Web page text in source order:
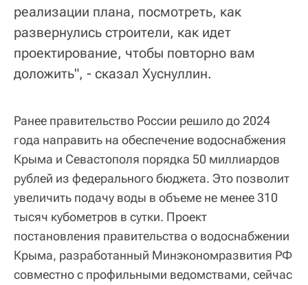
реализации плана, посмотреть, как
развернулись строители, как идет
проектирование, чтобы повторно вам
доложить", - сказал Хуснуллин.
Ранее правительство России решило до 2024
года направить на обеспечение водоснабжения
Крыма и Севастополя порядка 50 миллиардов
рублей из федерального бюджета. Это позволит
увеличить подачу воды в объеме не менее 310
тысяч кубометров в сутки. Проект
постановления правительства о водоснабжении
Крыма, разработанный Минэкономразвития РФ
совместно с профильными ведомствами, сейчас